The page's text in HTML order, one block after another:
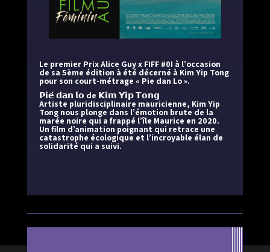
Le premier Prix Alice Guy x FIFF #0I à l’occasion
de sa 5ème édition à été décerné à Kim Yip Tong
pour son court-métrage « Pie dan Lo ».
𝗣𝗶𝗲́ 𝗱𝗮𝗻 𝗹𝗼 de 𝗞𝗶𝗺 𝗬𝗶𝗽 𝗧𝗼𝗻𝗴
Artiste pluridisciplinaire mauricienne, Kim Yip
Tong nous plonge dans l’émotion brute de la
marée noire qui a frappé l’île Maurice en 2020.
Un film d’animation poignant qui retrace une
catastrophe écologique et l’incroyable élan de
solidarité qui a suivi.